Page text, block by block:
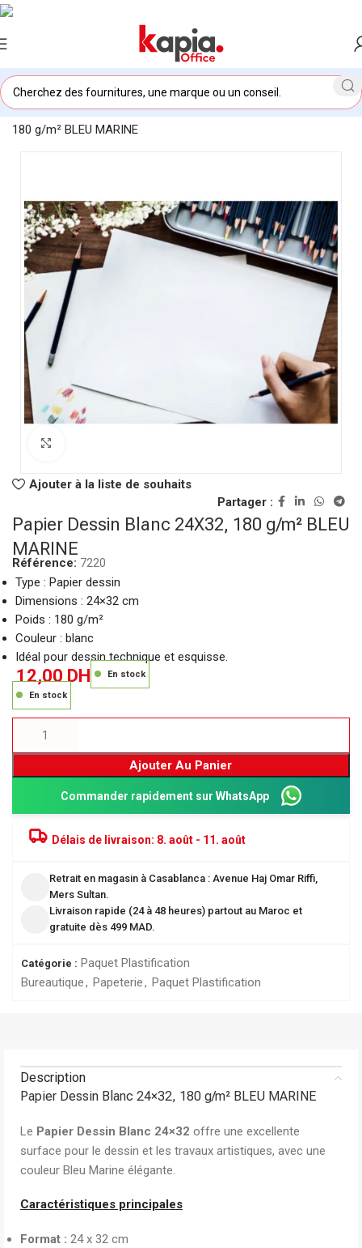
Accueil/KAPIA OFFICE MAROC/Papier Dessin Blanc 24X32,
180 g/m² BLEU MARINE
Ajouter à la liste de souhaits
Partager :
Papier Dessin Blanc 24X32, 180 g/m² BLEU
MARINE
Référence: 7220
Type : Papier dessin
Dimensions : 24×32 cm
Poids : 180 g/m²
Couleur : blanc
Idéal pour dessin technique et esquisse.
12,00DH
En stock
En stock
Ajouter Au Panier
Commander rapidement sur WhatsApp
Délais de livraison: 8. août - 11. août
Retrait en magasin à Casablanca : Avenue Haj Omar Riffi,
Mers Sultan.
Livraison rapide (24 à 48 heures) partout au Maroc et
gratuite dès 499 MAD.
Catégorie : Paquet Plastification
Bureautique, Papeterie, Paquet Plastification
Description
Papier Dessin Blanc 24×32, 180 g/m² BLEU MARINE
Le Papier Dessin Blanc 24×32 offre une excellente
surface pour le dessin et les travaux artistiques, avec une
couleur Bleu Marine élégante.
Caractéristiques principales
Format : 24 x 32 cm